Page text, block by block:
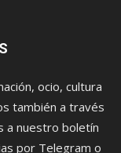
ocio, cultura
también a través
a nuestro boletín
por Telegram o